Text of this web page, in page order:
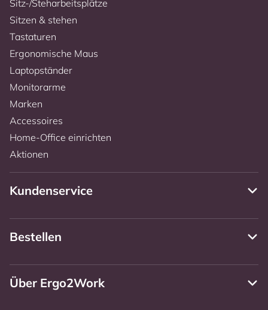
Sitz-/Steharbeitsplätze
Sitzen & stehen
Tastaturen
Ergonomische Maus
Laptopständer
Monitorarme
Marken
Accessoires
Home-Office einrichten
Aktionen
Kundenservice
Bestellen
Über Ergo2Work